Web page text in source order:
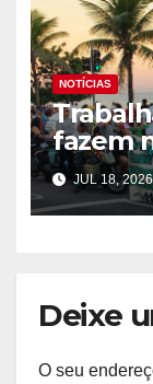
NOTÍCIAS
fazem
JUL 18,
Deixe
O seu